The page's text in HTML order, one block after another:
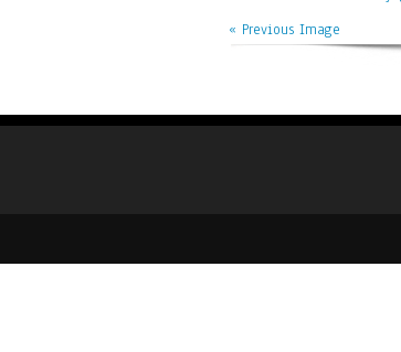
« Previous Image